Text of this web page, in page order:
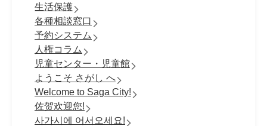
生活保護
各種相談窓口
予約システム
人権コラム
児童センター・児童館
ようこそ さがし へ
Welcome to Saga City!
佐贺欢迎您!
사가시에 어서오세요!